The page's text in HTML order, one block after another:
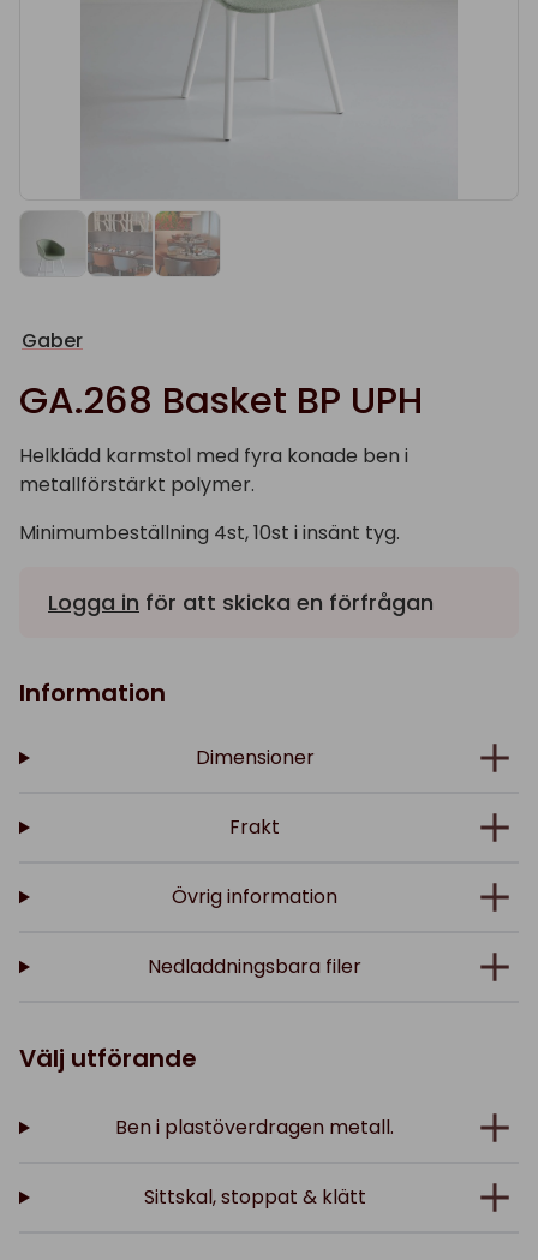
Gaber
GA.268 Basket BP UPH
Helklädd karmstol med fyra konade ben i
metallförstärkt polymer.
Minimumbeställning 4st, 10st i insänt tyg.
Logga in för att skicka en förfrågan
Information
Dimensioner
Frakt
Övrig information
Nedladdningsbara filer
Välj utförande
Ben i plastöverdragen metall.
Sittskal, stoppat & klätt